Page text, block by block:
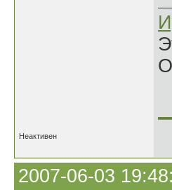
Неактивен
2007-06-03